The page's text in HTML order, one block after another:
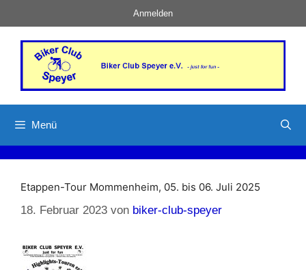
Inhalt
springen
Anmelden
Menü
Etappen-Tour Mommenheim, 05. bis 06. Juli 2025
18. Februar 2023 von biker-club-speyer